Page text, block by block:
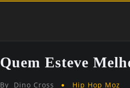
Quem Esteve
By Dino Cross Hip Hop Moz